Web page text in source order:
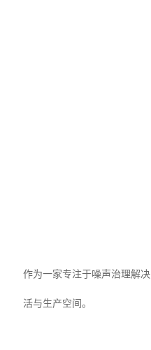
作为一家专注于噪声治理解
活与生产空间。